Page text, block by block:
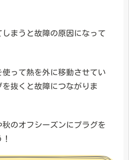
まうと故障の原因になって
って熱を外に移動させてい
抜くと故障につながりま
秋のオフシーズンにプラグを